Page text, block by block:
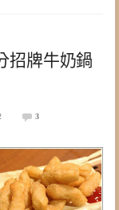
招牌牛奶鍋
3